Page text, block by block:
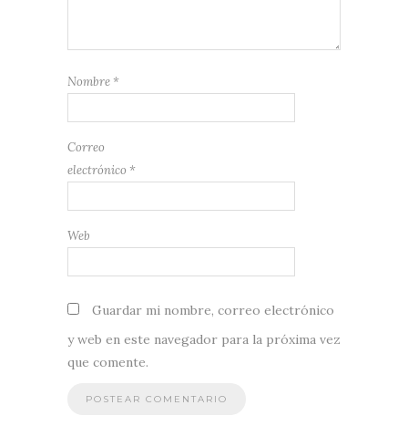
Nombre *
Correo
electrónico *
Web
Guardar mi nombre, correo electrónico
y web en este navegador para la próxima vez
que comente.